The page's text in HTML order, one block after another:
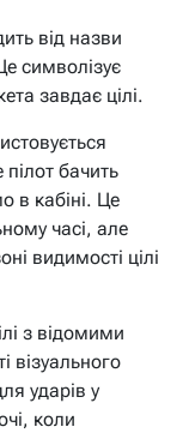
від назви
символізує
завдає цілі.
бачить
в кабіні. Це
часі, але
видимості цілі
з відомими
візуального
ударів у
коли